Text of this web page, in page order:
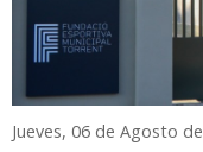
Jueves, 06 de Agosto